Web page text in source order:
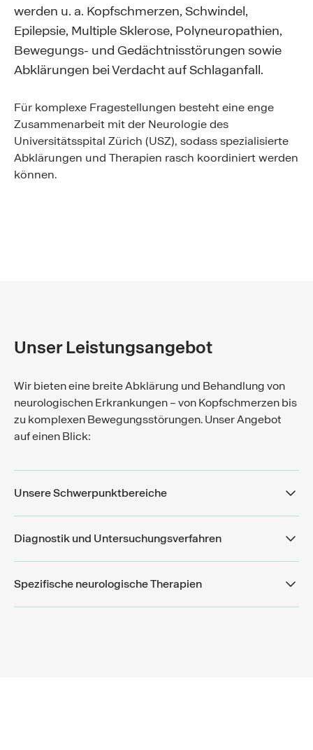
werden u. a. Kopfschmerzen, Schwindel,
Epilepsie, Multiple Sklerose, Polyneuropathien,
Bewegungs- und Gedächtnisstörungen sowie
Abklärungen bei Verdacht auf Schlaganfall.
Für komplexe Fragestellungen besteht eine enge
Zusammenarbeit mit der Neurologie des
Universitätsspital Zürich (USZ), sodass spezialisierte
Abklärungen und Therapien rasch koordiniert werden
können.
Unser Leistungsangebot
Wir bieten eine breite Abklärung und Behandlung von
neurologischen Erkrankungen – von Kopfschmerzen bis
zu komplexen Bewegungsstörungen. Unser Angebot
auf einen Blick:
Unsere Schwerpunktbereiche
Diagnostik und Untersuchungsverfahren
Spezifische neurologische Therapien